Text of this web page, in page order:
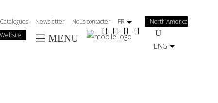
al
contenuto
Catalogues Newsletter Nous contacter FR
North America
Website
MENU
ENG